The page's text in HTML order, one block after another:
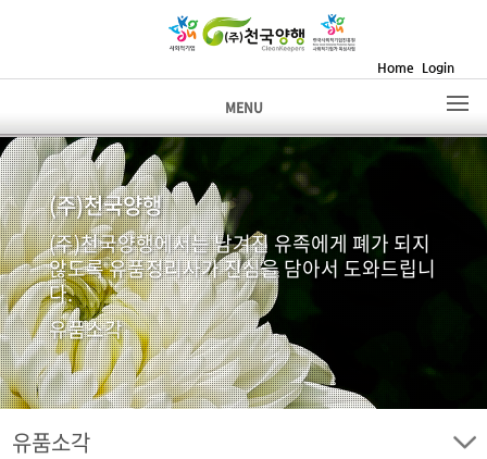
Home Login
MENU
(주)천국양행
(주)천국양행에서는 남겨진 유족에게 폐가 되지
않도록 유품정리사가 진심을 담아서 도와드립니
다.
유품소각
유품소각